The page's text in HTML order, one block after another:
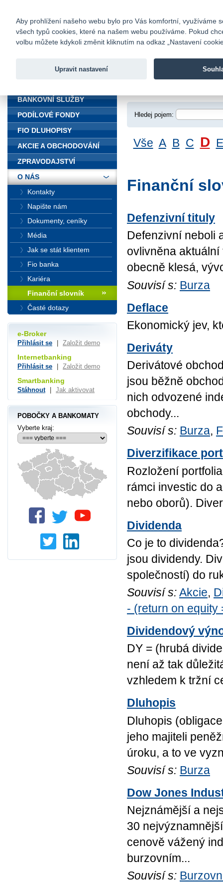
Fio banka
Fio banka
Hledej pojem:
Vše A B C D E
Finanční
Defenzivní tituly
Defenzivní neboli
ovlivněna
obecně klesá,
Souvisí s: Burza
Deflace
Ekonomický jev,
Deriváty
Derivátové
jsou běžně
nich odvozené
obchody...
Souvisí s: Burza,
Diverzifikace
Rozložení
rámci investic do
nebo oborů).
Dividenda
Co je to
jsou dividendy.
společností) do
Souvisí s:Akcie,
- (return on equity
Dividendový
DY = (hrubá
není až tak
vzhledem k tržní
Dluhopis
Dluhopis
jeho majiteli
úroku, a to ve
Souvisí s: Burza
Dow Jones
Nejznámější a
30
cenově vážený
burzovním...
Souvisí s:
BANKOVNÍ SLUŽBY
PODÍLOVÉ FONDY
FIO DLUHOPISY
AKCIE A OBCHODOVÁNÍ
ZPRAVODAJSTVÍ
O NÁS
Kontakty
Napište nám
Dokumenty, ceníky
Média
Jak se stát klientem
Fio banka
Kariéra
Finanční slovník
Časté dotazy
e-Broker
Přihlásit se Založit demo
Internetbanking
Přihlásit se Založit demo
Smartbanking
Stáhnout Jak aktivovat
POBOČKY A BANKOMATY
Vyberte kraj:
Aby prohlížení našeho webu bylo pro Vás komfortní, využíváme
všech typů cookies, které na našem webu používáme. Pokud
volbu můžete kdykoli změnit kliknutím na odkaz „Nastavení
Upravit nastavení